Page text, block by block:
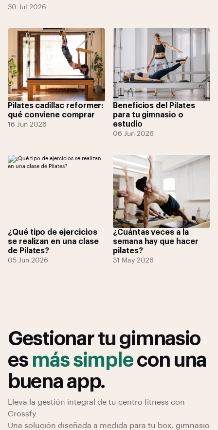
30 Jul 2026
Pilates cadillac reformer:
qué conviene comprar
16 Jun 2026
Beneficios del Pilates
para tu gimnasio o
estudio
06 Jun 2026
¿Qué tipo de ejercicios
se realizan en una clase
de Pilates?
05 Jun 2026
¿Cuántas veces a la
semana hay que hacer
pilates?
31 May 2026
Gestionar tu gimnasio
es más simplecon una
buena app.
Lleva la gestión integral de tu centro fitness con
Crossfy.
Una solución diseñada a medida para tu box, gimnasio